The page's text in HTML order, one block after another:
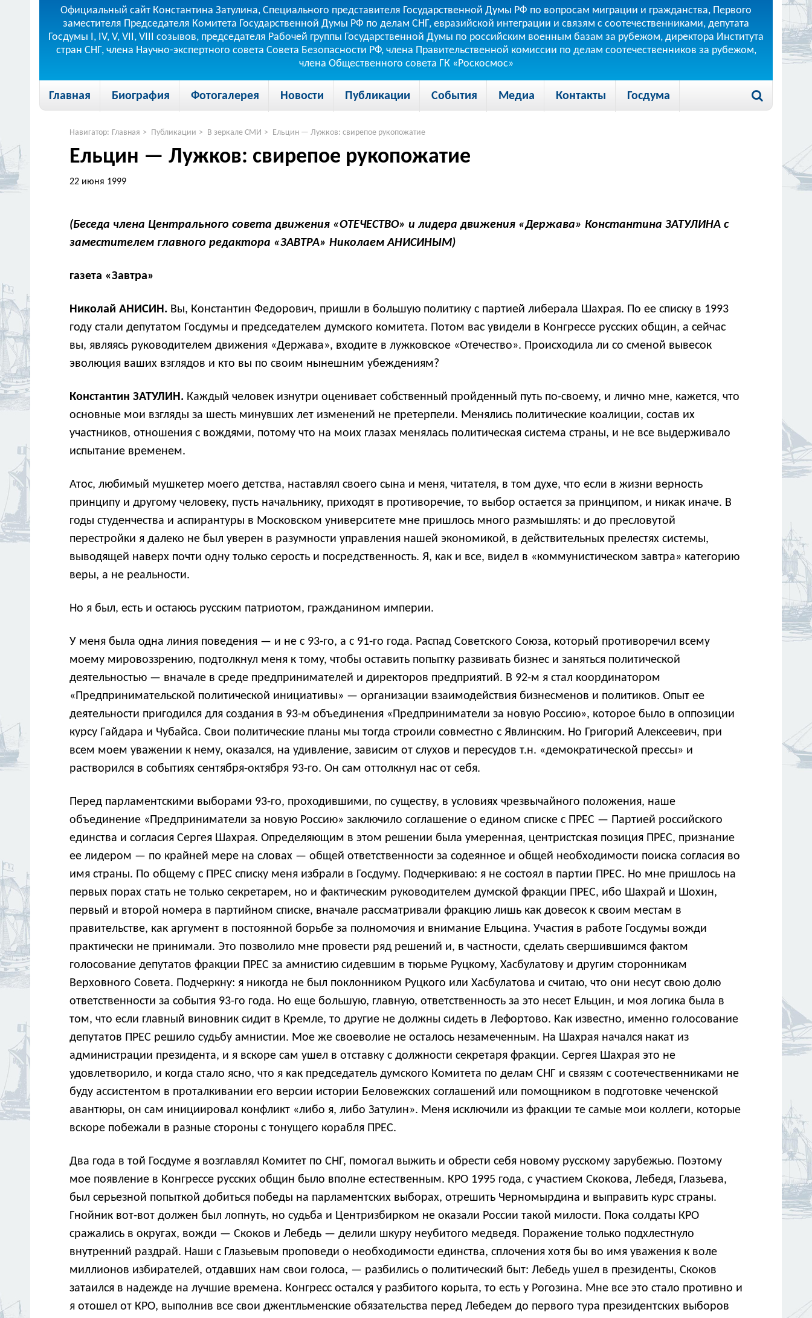
Официальный сайт Константина Затулина, Специального представителя Государственной Думы РФ по вопросам миграции и гражданства, Первого
заместителя Председателя Комитета Государственной Думы РФ по делам СНГ, евразийской интеграции и связям с соотечественниками, депутата
Госдумы I, IV, V, VII, VIII созывов, председателя Рабочей группы Государственной Думы по российским военным базам за рубежом, директора Института
стран СНГ, члена Научно-экспертного совета Совета Безопасности РФ, члена Правительственной комиссии по делам соотечественников за рубежом,
члена Общественного совета ГК «Роскосмос»
Главная Биография Фотогалерея Новости Публикации События Медиа Контакты Госдума
Навигатор: Главная > Публикации > В зеркале СМИ > Ельцин — Лужков: свирепое рукопожатие
Ельцин — Лужков: свирепое рукопожатие
22 июня 1999
(Беседа члена Центрального совета движения «ОТЕЧЕСТВО» и лидера движения «Держава» Константина ЗАТУЛИНА с
заместителем главного редактора «ЗАВТРА» Николаем АНИСИНЫМ)
газета «Завтра»
Николай АНИСИН. Вы, Константин Федорович, пришли в большую политику с партией либерала Шахрая. По ее списку в 1993
году стали депутатом Госдумы и председателем думского комитета. Потом вас увидели в Конгрессе русских общин, а сейчас
вы, являясь руководителем движения «Держава», входите в лужковское «Отечество». Происходила ли со сменой вывесок
эволюция ваших взглядов и кто вы по своим нынешним убеждениям?
Константин ЗАТУЛИН. Каждый человек изнутри оценивает собственный пройденный путь по-своему, и лично мне, кажется, что
основные мои взгляды за шесть минувших лет изменений не претерпели. Менялись политические коалиции, состав их
участников, отношения с вождями, потому что на моих глазах менялась политическая система страны, и не все выдерживало
испытание временем.
Атос, любимый мушкетер моего детства, наставлял своего сына и меня, читателя, в том духе, что если в жизни верность
принципу и другому человеку, пусть начальнику, приходят в противоречие, то выбор остается за принципом, и никак иначе. В
годы студенчества и аспирантуры в Московском университете мне пришлось много размышлять: и до пресловутой
перестройки я далеко не был уверен в разумности управления нашей экономикой, в действительных прелестях системы,
выводящей наверх почти одну только серость и посредственность. Я, как и все, видел в «коммунистическом завтра» категорию
веры, а не реальности.
Но я был, есть и остаюсь русским патриотом, гражданином империи.
У меня была одна линия поведения — и не с 93-го, а с 91-го года. Распад Советского Союза, который противоречил всему
моему мировоззрению, подтолкнул меня к тому, чтобы оставить попытку развивать бизнес и заняться политической
деятельностью — вначале в среде предпринимателей и директоров предприятий. В 92-м я стал координатором
«Предпринимательской политической инициативы» — организации взаимодействия бизнесменов и политиков. Опыт ее
деятельности пригодился для создания в 93-м объединения «Предприниматели за новую Россию», которое было в оппозиции
курсу Гайдара и Чубайса. Свои политические планы мы тогда строили совместно с Явлинским. Но Григорий Алексеевич, при
всем моем уважении к нему, оказался, на удивление, зависим от слухов и пересудов т.н. «демократической прессы» и
растворился в событиях сентября-октября 93-го. Он сам оттолкнул нас от себя.
Перед парламентскими выборами 93-го, проходившими, по существу, в условиях чрезвычайного положения, наше
объединение «Предприниматели за новую Россию» заключило соглашение о едином списке с ПРЕС — Партией российского
единства и согласия Сергея Шахрая. Определяющим в этом решении была умеренная, центристская позиция ПРЕС, признание
ее лидером — по крайней мере на словах — общей ответственности за содеянное и общей необходимости поиска согласия во
имя страны. По общему с ПРЕС списку меня избрали в Госдуму. Подчеркиваю: я не состоял в партии ПРЕС. Но мне пришлось на
первых порах стать не только секретарем, но и фактическим руководителем думской фракции ПРЕС, ибо Шахрай и Шохин,
первый и второй номера в партийном списке, вначале рассматривали фракцию лишь как довесок к своим местам в
правительстве, как аргумент в постоянной борьбе за полномочия и внимание Ельцина. Участия в работе Госдумы вожди
практически не принимали. Это позволило мне провести ряд решений и, в частности, сделать свершившимся фактом
голосование депутатов фракции ПРЕС за амнистию сидевшим в тюрьме Руцкому, Хасбулатову и другим сторонникам
Верховного Совета. Подчеркну: я никогда не был поклонником Руцкого или Хасбулатова и считаю, что они несут свою долю
ответственности за события 93-го года. Но еще большую, главную, ответственность за это несет Ельцин, и моя логика была в
том, что если главный виновник сидит в Кремле, то другие не должны сидеть в Лефортово. Как известно, именно голосование
депутатов ПРЕС решило судьбу амнистии. Мое же своеволие не осталось незамеченным. На Шахрая начался накат из
администрации президента, и я вскоре сам ушел в отставку с должности секретаря фракции. Сергея Шахрая это не
удовлетворило, и когда стало ясно, что я как председатель думского Комитета по делам СНГ и связям с соотечественниками не
буду ассистентом в проталкивании его версии истории Беловежских соглашений или помощником в подготовке чеченской
авантюры, он сам инициировал конфликт «либо я, либо Затулин». Меня исключили из фракции те самые мои коллеги, которые
вскоре побежали в разные стороны с тонущего корабля ПРЕС.
Два года в той Госдуме я возглавлял Комитет по СНГ, помогал выжить и обрести себя новому русскому зарубежью. Поэтому
мое появление в Конгрессе русских общин было вполне естественным. КРО 1995 года, с участием Скокова, Лебедя, Глазьева,
был серьезной попыткой добиться победы на парламентских выборах, отрешить Черномырдина и выправить курс страны.
Гнойник вот-вот должен был лопнуть, но судьба и Центризбирком не оказали России такой милости. Пока солдаты КРО
сражались в округах, вожди — Скоков и Лебедь — делили шкуру неубитого медведя. Поражение только подхлестнуло
внутренний раздрай. Наши с Глазьевым проповеди о необходимости единства, сплочения хотя бы во имя уважения к воле
миллионов избирателей, отдавших нам свои голоса, — разбились о политический быт: Лебедь ушел в президенты, Скоков
затаился в надежде на лучшие времена. Конгресс остался у разбитого корыта, то есть у Рогозина. Мне все это стало противно и
я отошел от КРО, выполнив все свои джентльменские обязательства перед Лебедем до первого тура президентских выборов